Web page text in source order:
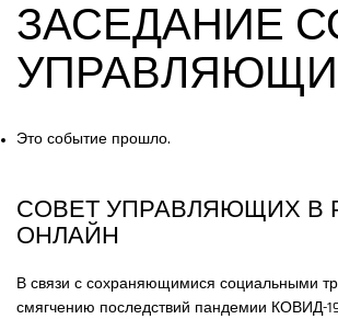
ЗАСЕДАНИЕ
Это событие прошло.
СОВЕТ УПРАВЛЯЮЩИХ В
ОНЛАЙН
В связи с сохраняющимися социальными
смягчению последствий пандемии КОВИД-19